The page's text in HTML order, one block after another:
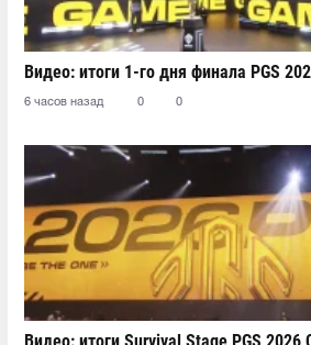
Видео: итоги 1-го дня финала PGS
6 часов назад 0 0
Видео: итоги Survival Stage PGS 2026